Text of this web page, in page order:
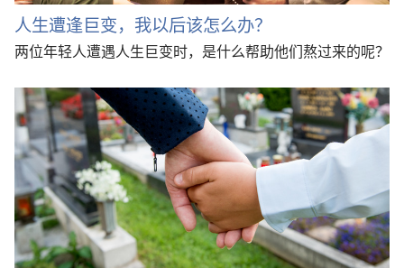
人生遭逢巨变，我以后该怎么办？
两位年轻人遭遇人生巨变时，是什么帮助他们熬过来的呢？